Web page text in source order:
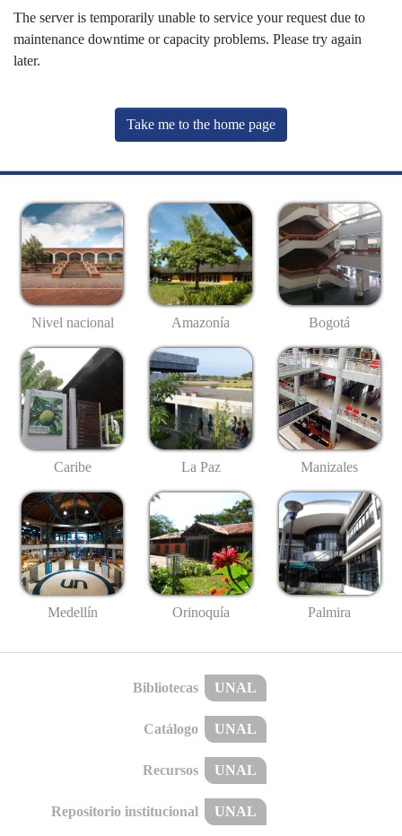
The server is temporarily unable to service your request due to
maintenance downtime or capacity problems. Please try again
later.
Take me to the home page
Nivel nacional Amazonía Bogotá
Caribe La Paz Manizales
Medellín Orinoquía Palmira
Bibliotecas UNAL
Catálogo UNAL
Recursos UNAL
Repositorio institucional UNAL